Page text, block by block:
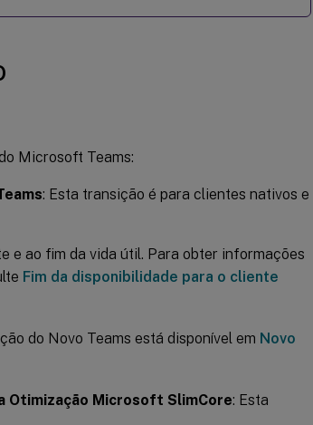
Microsoft Teams:
: Esta transição é para clientes nativos e
e ao fim da vida útil. Para obter informações
Fim da disponibilidade para o cliente
do Novo Teams está disponível em Novo
Otimização Microsoft SlimCore: Esta